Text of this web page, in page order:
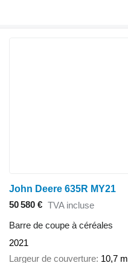
John Deere 635R MY21
50 580 € TVA incluse
Barre de coupe à céréales
2021
Largeur de couverture 10,7 m